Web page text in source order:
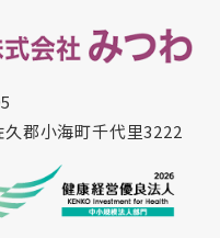
久郡小海町千代里3222